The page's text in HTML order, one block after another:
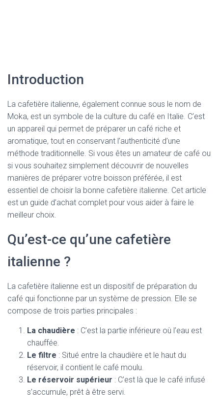
Introduction
La cafetière italienne, également connue sous le nom de
Moka, est un symbole de la culture du café en Italie. C’est
un appareil qui permet de préparer un café riche et
aromatique, tout en conservant l’authenticité d’une
méthode traditionnelle. Si vous êtes un amateur de café ou
si vous souhaitez simplement découvrir de nouvelles
manières de préparer votre boisson préférée, il est
essentiel de choisir la bonne cafetière italienne. Cet article
est un guide d’achat complet pour vous aider à faire le
meilleur choix.
Qu’est-ce qu’une cafetière
italienne ?
La cafetière italienne est un dispositif de préparation du
café qui fonctionne par un système de pression. Elle se
compose de trois parties principales :
La chaudière : C’est la partie inférieure où l’eau est
chauffée.
Le filtre : Situé entre la chaudière et le haut du
réservoir, il contient le café moulu.
Le réservoir supérieur : C’est là que le café infusé
s’accumule, prêt à être servi.